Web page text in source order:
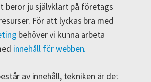
beror ju självklart på företags
För att lyckas bra med
behöver vi kunna arbeta
innehåll för webben.
av innehåll, tekniken är det